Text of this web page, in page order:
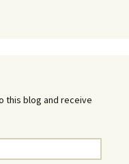
this blog and receive